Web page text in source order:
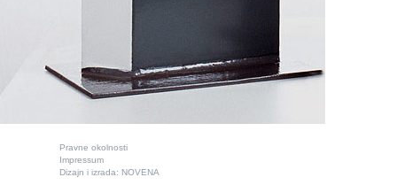
Pravne okolnosti
Impressum
Dizajn i izrada: NOVENA